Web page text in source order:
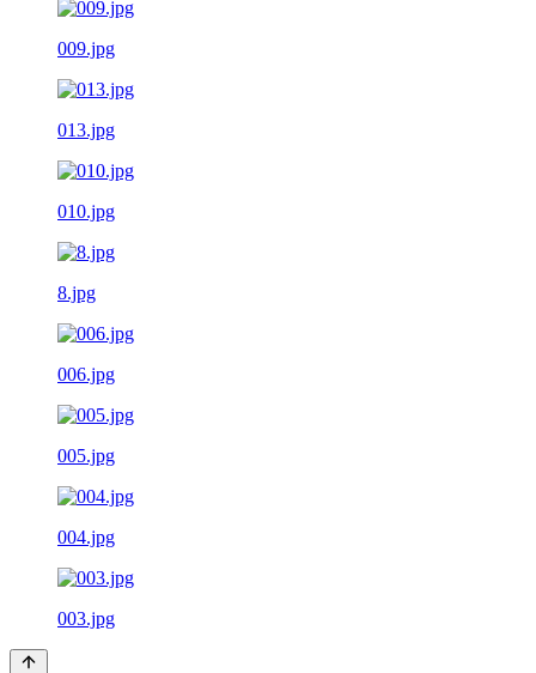
009.jpg
013.jpg
010.jpg
8.jpg
006.jpg
005.jpg
004.jpg
003.jpg